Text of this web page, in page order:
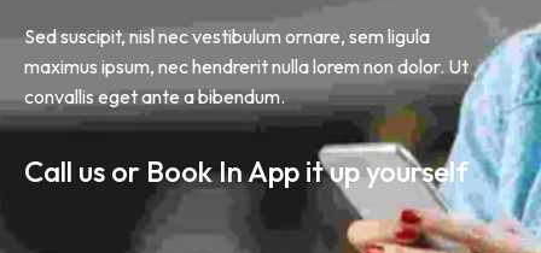
Sed suscipit, nisl nec vestibulum ornare, sem ligula
maximus ipsum, nec hendrerit nulla lorem non dolor. Ut
convallis eget ante a bibendum.
Call us or Book In App it up yourself